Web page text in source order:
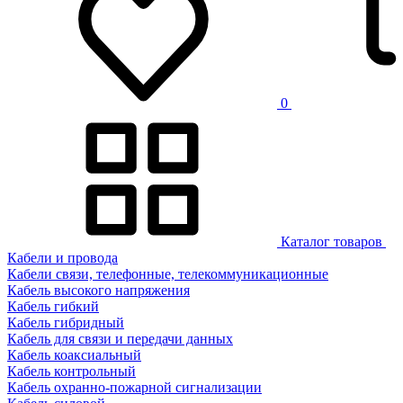
0
Каталог товаров
Кабели и провода
Кабели связи, телефонные, телекоммуникационные
Кабель высокого напряжения
Кабель гибкий
Кабель гибридный
Кабель для связи и передачи данных
Кабель коаксиальный
Кабель контрольный
Кабель охранно-пожарной сигнализации